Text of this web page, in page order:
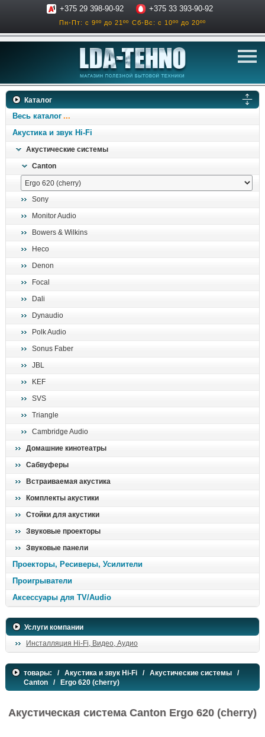
+375 29 398-90-92 +375 33 393-90-92
Пн-Пт: с 9ºº до 21ºº Сб-Вс: с 10ºº до 20ºº
телевизоры
ресиверы, усилители
климатехника
Каталог
Весь каталог
Акустика и звук Hi-Fi
Акустические системы
Canton
Sony
Monitor Audio
Bowers & Wilkins
Heco
Denon
Focal
Dali
Dynaudio
Polk Audio
Sonus Faber
JBL
KEF
SVS
Triangle
Cambridge Audio
Домашние кинотеатры
Сабвуферы
Встраиваемая акустика
Комплекты акустики
Стойки для акустики
Звуковые проекторы
Звуковые панели
Проекторы, Ресиверы, Усилители
Проигрыватели
Аксессуары для TV/Audio
Услуги компании
Инсталляция Hi-Fi, Видео, Аудио
товары: / Акустика и звук Hi-Fi / Акустические системы /
Canton / Ergo 620 (cherry)
Акустическая система Canton Ergo 620 (cherry)